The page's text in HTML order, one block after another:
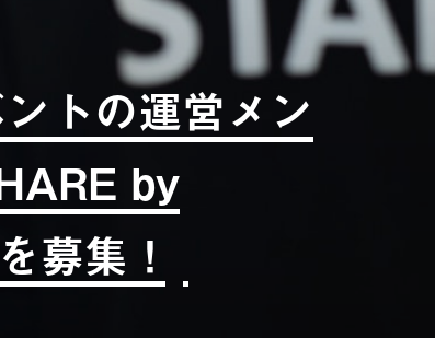
トの運営メン
by
募集！